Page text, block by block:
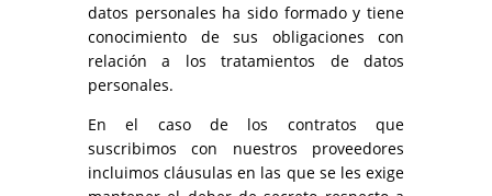
datos personales ha sido formado y tiene
conocimiento de sus obligaciones con
relación a los tratamientos de datos
personales.
En el caso de los contratos que
suscribimos con nuestros proveedores
incluimos cláusulas en las que se les exige